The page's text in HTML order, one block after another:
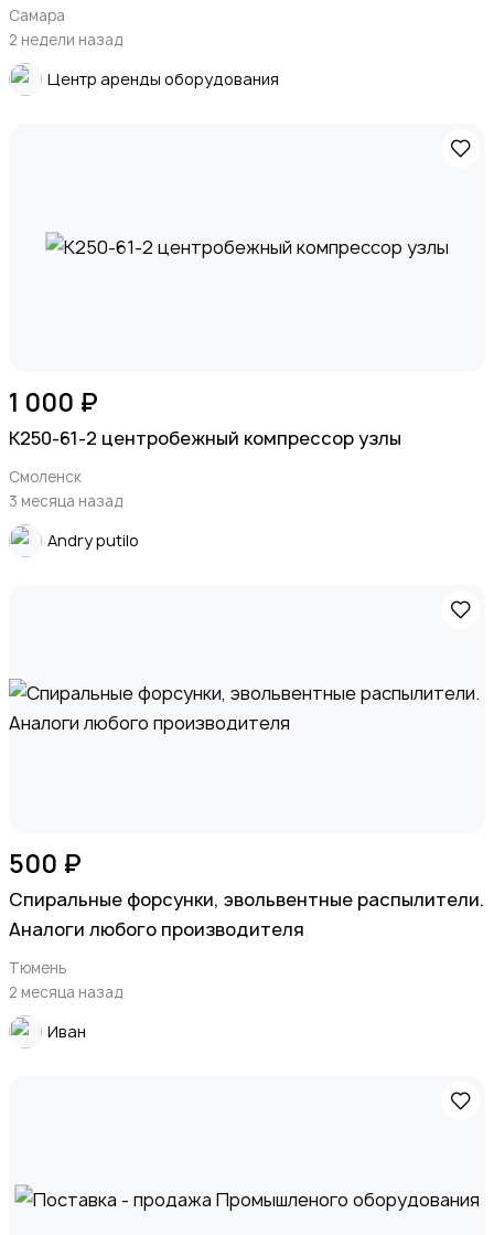
Самара
2 недели назад
Центр аренды оборудования
1 000 ₽
К250-61-2 центробежный компрессор узлы
Смоленск
3 месяца назад
Andry putilo
500 ₽
Спиральные форсунки, эвольвентные распылители.
Аналоги любого производителя
Тюмень
2 месяца назад
Иван